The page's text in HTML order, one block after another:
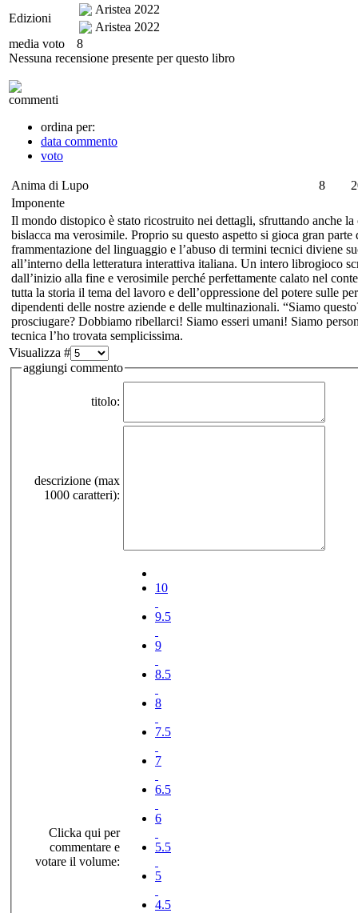
Edizioni
Aristea 2022
Aristea 2022
media voto
8
Nessuna recensione presente per questo libro
commenti
ordina per:
data commento
voto
Anima di Lupo 8
Imponente
Il mondo distopico è stato ricostruito nei dettagli, sfruttando anche
bislacca ma verosimile. Proprio su questo aspetto si gioca gran
frammentazione del linguaggio e l’abuso di termini tecnici diviene
all’interno della letteratura interattiva italiana. Un intero librogioco
dall’inizio alla fine e verosimile perché perfettamente calato nel
tutta la storia il tema del lavoro e dell’oppressione del potere sulle
dipendenti delle nostre aziende e delle multinazionali. “Siamo
prosciugare? Dobbiamo ribellarci! Siamo esseri umani! Siamo
tecnica l’ho trovata semplicissima.
Visualizza #
aggiungi commento
titolo:
descrizione (max
1000 caratteri):
Clicka qui per
commentare e
votare il volume:
10
9.5
9
8.5
8
7.5
7
6.5
6
5.5
5
4.5